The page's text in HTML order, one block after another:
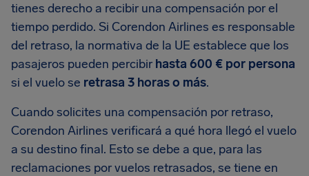
tienes derecho a recibir una compensación por el
tiempo perdido. Si Corendon Airlines es responsable
del retraso, la normativa de la UE establece que los
pasajeros pueden percibir hasta 600 € por persona
si el vuelo se retrasa 3 horas o más.
Cuando solicites una compensación por retraso,
Corendon Airlines verificará a qué hora llegó el vuelo
a su destino final. Esto se debe a que, para las
reclamaciones por vuelos retrasados, se tiene en